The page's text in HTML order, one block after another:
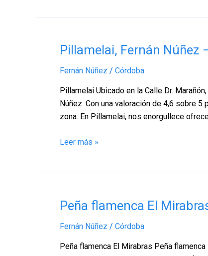
Pillamelai, Fernán Núñez
Fernán Núñez / Córdoba
Pillamelai Ubicado en la Calle Dr.
Núñez. Con una valoración de 4,6 sobre
zona. En Pillamelai, nos enorgullece
Pillamelai,
Núñez
–
Córdoba
Leer más »
Peña flamenca El
Fernán Núñez / Córdoba
Peña flamenca El Mirabras Peña
Peña
El
Mirabras,